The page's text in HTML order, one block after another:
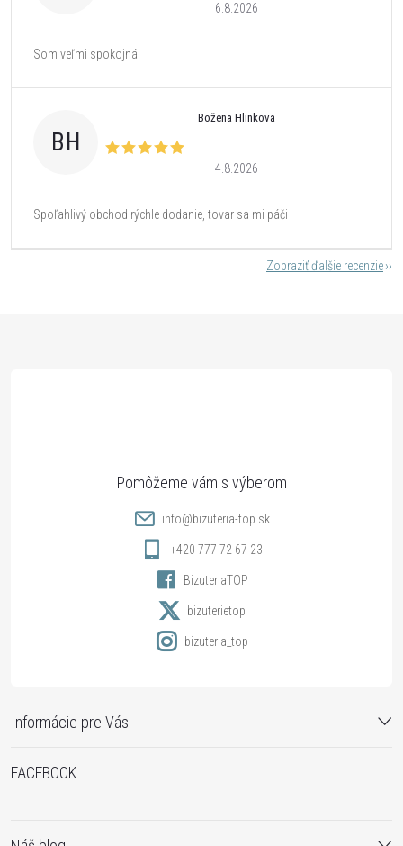
6.8.2026
Som veľmi spokojná
BH
Božena Hlinkova
4.8.2026
Spoľahlivý obchod rýchle dodanie, tovar sa mi páči
Zobraziť ďalšie recenzie
Informácie pre Vás
info@bizuteria-top.sk
+420 777 72 67 23
BizuteriaTOP
bizuterietop
bizuteria_top
FACEBOOK